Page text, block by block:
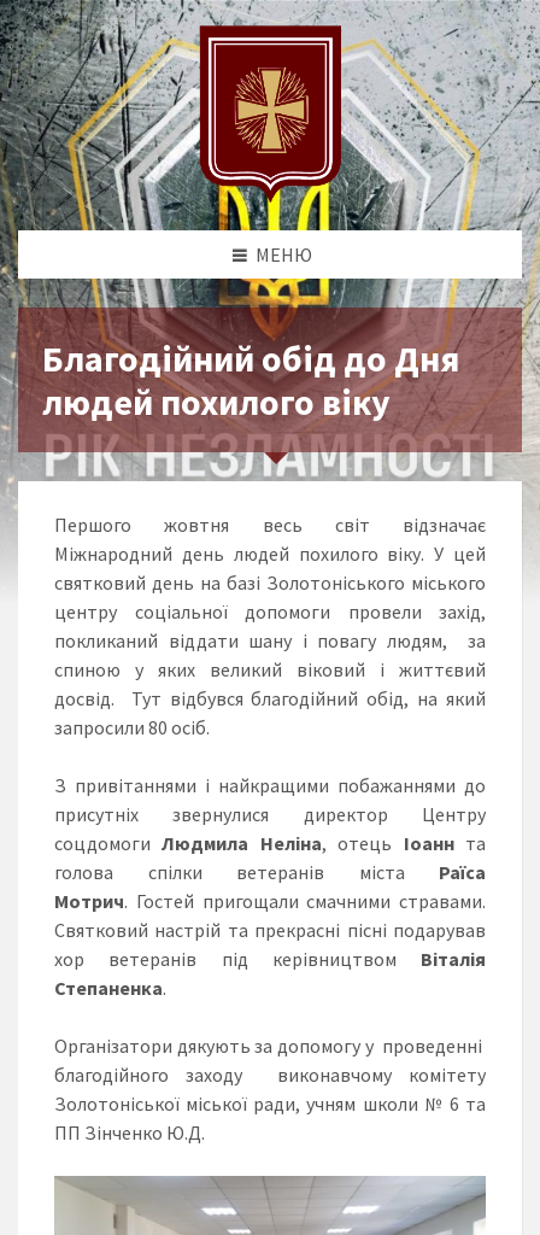
МЕНЮ
Благодійний обід до Дня
людей похилого віку
Першого жовтня весь світ відзначає
Міжнародний день людей похилого віку. У цей
святковий день на базі Золотоніського міського
центру соціальної допомоги провели захід,
покликаний віддати шану і повагу людям, за
спиною у яких великий віковий і життєвий
досвід. Тут відбувся благодійний обід, на який
запросили 80 осіб.
З привітаннями і найкращими побажаннями до
присутніх звернулися директор Центру
соцдомогиЛюдмила Неліна, отець Іоаннта
голова спілки ветеранів міста Раїса
Мотрич. Гостей пригощали смачними стравами.
Святковий настрій та прекрасні пісні подарував
хор ветеранів під керівництвом Віталія
Степаненка.
Організатори дякують за допомогу у проведенні
благодійного заходу виконавчому комітету
Золотоніської міської ради, учням школи № 6 та
ПП Зінченко Ю.Д.